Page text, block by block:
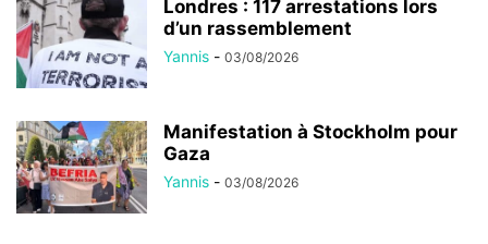
Londres : 117 arrestations lors
d’un rassemblement
Yannis - 03/08/2026
Manifestation à Stockholm pour
Gaza
Yannis - 03/08/2026